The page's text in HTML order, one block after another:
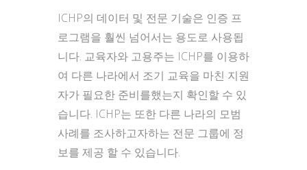
ICHP의 데이터 및 전문 기술은 인증 프
로그램을 훨씬 넘어서는 용도로 사용됩
니다. 교육자와 고용주는 ICHP를 이용하
여 다른 나라에서 조기 교육을 마친 지원
자가 필요한 준비를했는지 확인할 수 있
습니다. ICHP는 또한 다른 나라의 모범
사례를 조사하고자하는 전문 그룹에 정
보를 제공 할 수 있습니다.